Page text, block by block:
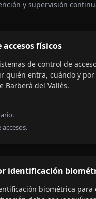
y supervisión
accesos físicos
de control de
quién entra, cuándo y por
Barberà del Vallès.
identificación
biométrica para